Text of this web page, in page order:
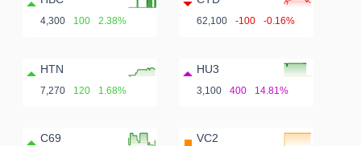
4,300 100 2.38% 62,100 -100 -0.16%
HTN
7,270 120 1.68%
HU3
3,100 400 14.81%
C69 VC2